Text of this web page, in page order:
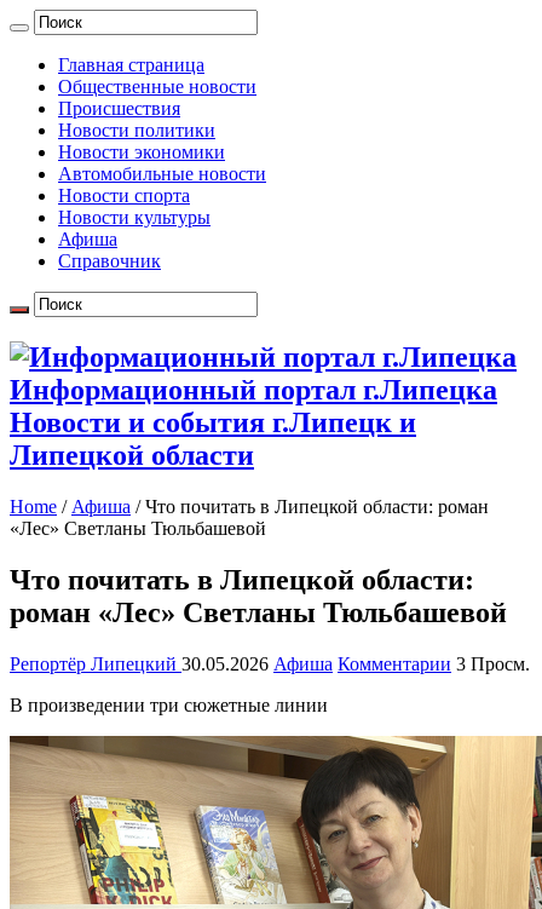
Главная страница
Общественные новости
Происшествия
Новости политики
Новости экономики
Автомобильные новости
Новости спорта
Новости культуры
Афиша
Справочник
Информационный портал г.Липецка
Новости и события г.Липецк и
Липецкой области
Home / Афиша / Что почитать в Липецкой области: роман
«Лес» Светланы Тюльбашевой
Что почитать в Липецкой области:
роман «Лес» Светланы Тюльбашевой
Репортёр Липецкий 30.05.2026 Афиша Комментарии 3 Просм.
В произведении три сюжетные линии